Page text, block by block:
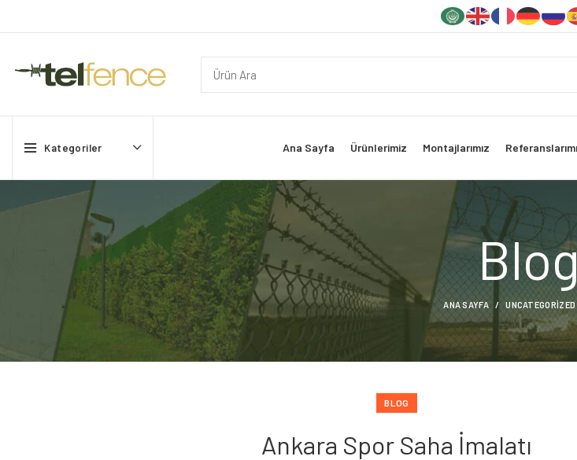
Kategoriler Ana Sayfa Ürünlerimiz Montajlarımız
ANA SAYFA UNCATEGORIZED
BLOG
Ankara Spor Saha İmalatı